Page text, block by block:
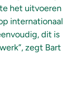
het uitvoeren
internationaal
dit is
zegt Bart